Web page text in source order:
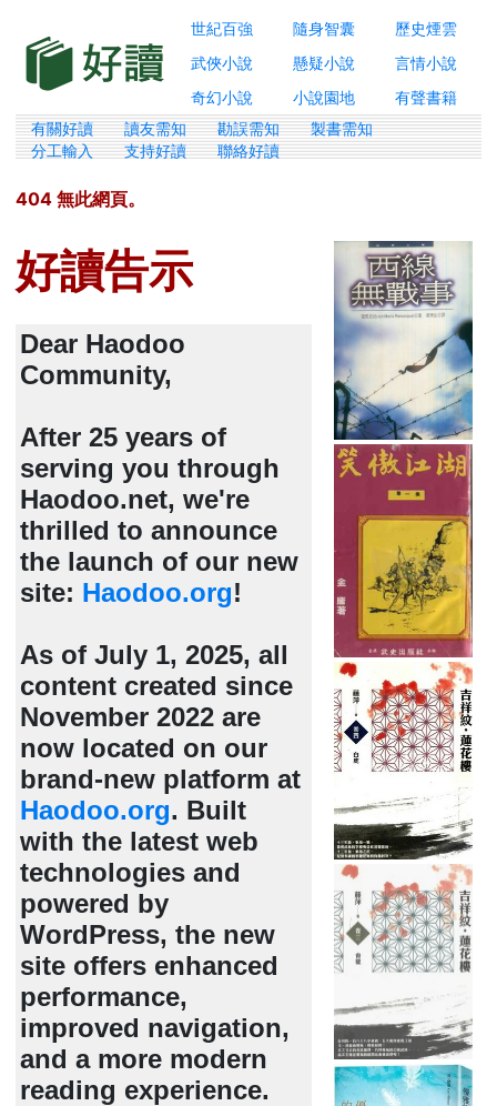
世紀百強 隨身智囊
歷史煙雲
武俠小說
懸疑小說
言情小說
奇幻小說
小說園地 有聲書籍
有關好讀 讀友需知 勘誤需知
製書需知
分工輸入
支持好讀 聯絡好讀
404 無此網頁。
好讀告示
Dear Haodoo
Community,
After 25 years of
serving you through
Haodoo.net, we're
thrilled to announce
the launch of our new
site: Haodoo.org!
As of July 1, 2025, all
content created since
November 2022 are
now located on our
brand-new platform at
Haodoo.org. Built
with the latest web
technologies and
powered by
WordPress, the new
site offers enhanced
performance,
improved navigation,
and a more modern
reading experience.